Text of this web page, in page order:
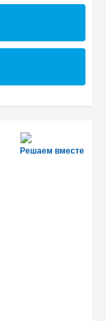
Решаем вместе